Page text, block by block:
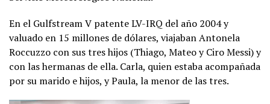
En el Gulfstream V patente LV-IRQ del año 2004 y
valuado en 15 millones de dólares, viajaban Antonela
Roccuzzo con sus tres hijos (Thiago, Mateo y Ciro Messi) y
con las hermanas de ella. Carla, quien estaba acompañada
por su marido e hijos, y Paula, la menor de las tres.